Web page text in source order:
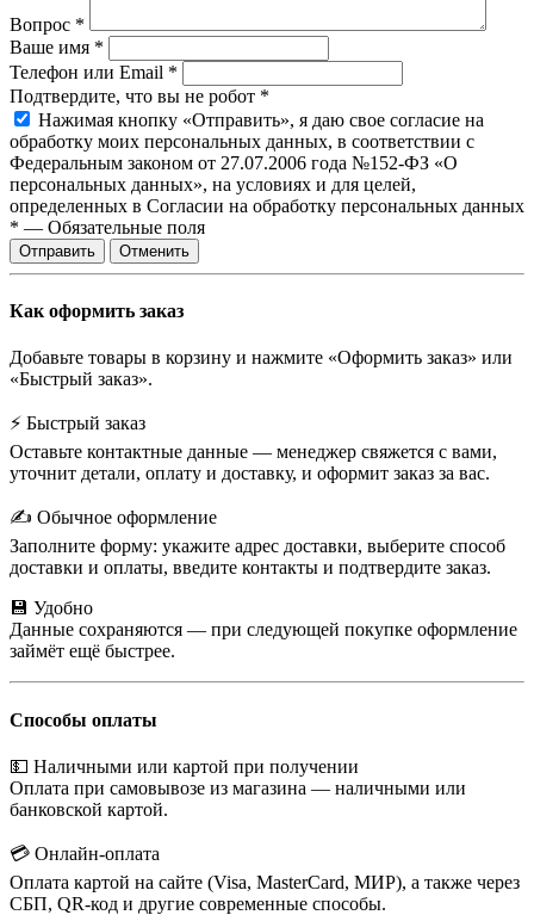
Вопрос *
Ваше имя *
Телефон или Email *
Подтвердите, что вы не робот *
Нажимая кнопку «Отправить», я даю свое согласие на
обработку моих персональных данных, в соответствии с
Федеральным законом от 27.07.2006 года №152-ФЗ «О
персональных данных», на условиях и для целей,
определенных в Согласии на обработку персональных данных
* — Обязательные поля
Отправить Отменить
Как оформить заказ
Добавьте товары в корзину и нажмите «Оформить заказ» или
«Быстрый заказ».
⚡ Быстрый заказ
Оставьте контактные данные — менеджер свяжется с вами,
уточнит детали, оплату и доставку, и оформит заказ за вас.
✍️ Обычное оформление
Заполните форму: укажите адрес доставки, выберите способ
доставки и оплаты, введите контакты и подтвердите заказ.
💾 Удобно
Данные сохраняются — при следующей покупке оформление
займёт ещё быстрее.
Способы оплаты
💵 Наличными или картой при получении
Оплата при самовывозе из магазина — наличными или
банковской картой.
💳 Онлайн-оплата
Оплата картой на сайте (Visa, MasterCard, МИР), а также через
СБП, QR-код и другие современные способы.